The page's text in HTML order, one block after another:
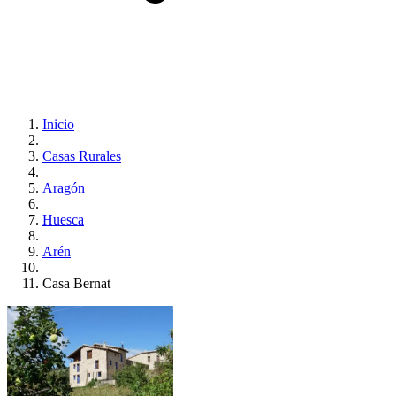
Inicio
Casas Rurales
Aragón
Huesca
Arén
Casa Bernat